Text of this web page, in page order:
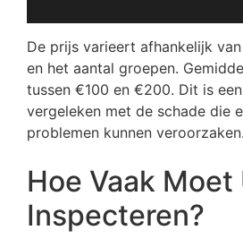
De prijs varieert afhankelijk
en het aantal groepen.
tussen €100 en €200. Dit is
vergeleken met de schade die
problemen kunnen veroorzaken.
Hoe Vaak Moet
Inspecteren?